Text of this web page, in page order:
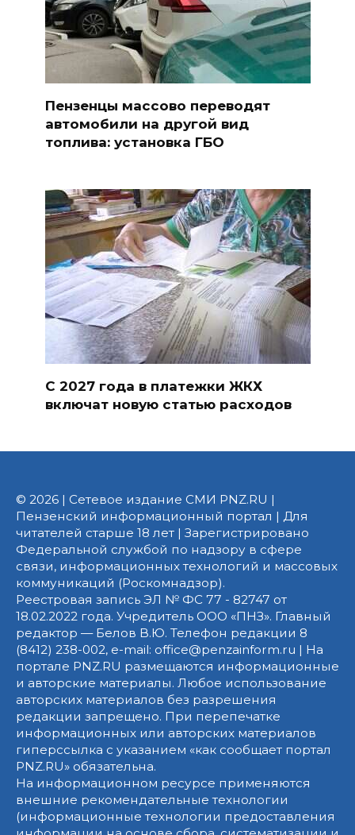
Пензенцы массово переводят
автомобили на другой вид
топлива: установка ГБО
С 2027 года в платежки ЖКХ
включат новую статью расходов
© 2026 | Сетевое издание СМИ PNZ.RU |
Пензенский информационный портал | Для
читателей старше 18 лет | Зарегистрировано
Федеральной службой по надзору в сфере
связи, информационных технологий и массовых
коммуникаций (Роскомнадзор).
Реестровая запись ЭЛ № ФС 77 - 82747 от
18.02.2022 года. Учредитель ООО «ПНЗ». Главный
редактор — Белов В.Ю. Телефон редакции 8
(8412) 238-002, e-mail: office@penzainform.ru | На
портале PNZ.RU размещаются информационные
и авторские материалы. Любое использование
авторских материалов без разрешения
редакции запрещено. При перепечатке
информационных или авторских материалов
гиперссылка с указанием «как сообщает портал
PNZ.RU» обязательна.
На информационном ресурсе применяются
внешние рекомендательные технологии
(информационные технологии предоставления